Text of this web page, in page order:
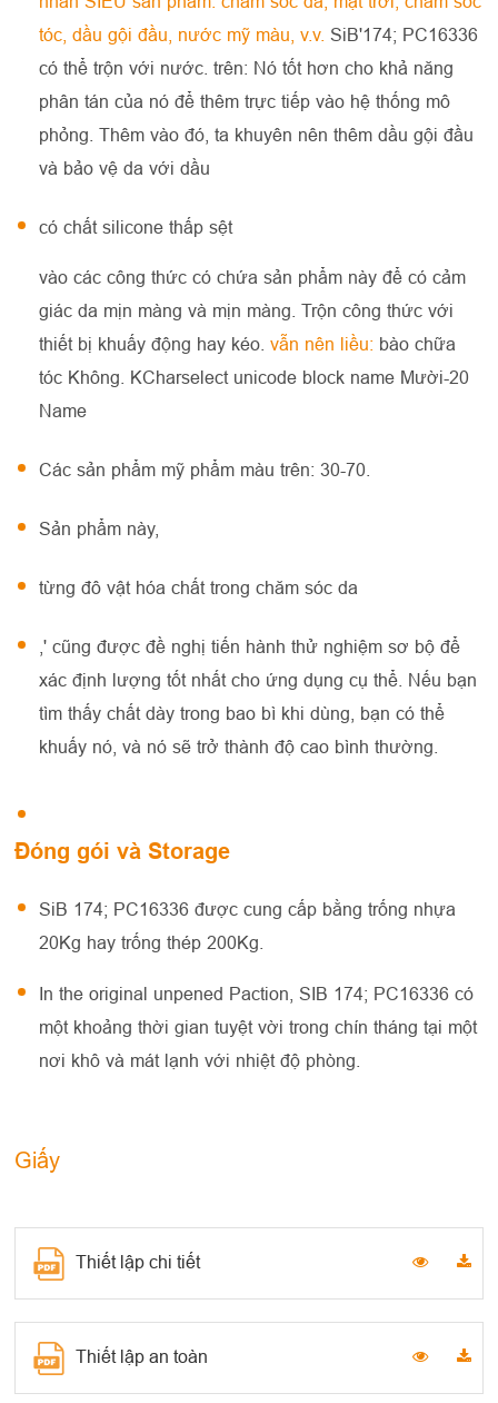
tóc, dầu gội đầu, nước mỹ màu, v.v.SiB'174; PC16336
có thể trộn với nước. trên: Nó tốt hơn cho khả năng
phân tán của nó để thêm trực tiếp vào hệ thống mô
phỏng. Thêm vào đó, ta khuyên nên thêm dầu gội đầu
và bảo vệ da với dầu
có chất silicone thấp sệt
vào các công thức có chứa sản phẩm này để có cảm
giác da mịn màng và mịn màng. Trộn công thức với
thiết bị khuấy động hay kéo.vẫn nên liều: bào chữa
tóc Không. KCharselect unicode block name Mười-20
Name
Các sản phẩm mỹ phẩm màu trên: 30-70.
Sản phẩm này,
từng đô vật hóa chất trong chăm sóc da
,' cũng được đề nghị tiến hành thử nghiệm sơ bộ để
xác định lượng tốt nhất cho ứng dụng cụ thể. Nếu bạn
tìm thấy chất dày trong bao bì khi dùng, bạn có thể
khuấy nó, và nó sẽ trở thành độ cao bình thường.
Đóng gói và Storage
SiB 174; PC16336 được cung cấp bằng trống nhựa
20Kg hay trống thép 200Kg.
In the original unpened Paction, SIB 174; PC16336 có
một khoảng thời gian tuyệt vời trong chín tháng tại một
nơi khô và mát lạnh với nhiệt độ phòng.
Giấy
Thiết lập chi tiết
Thiết lập an toàn